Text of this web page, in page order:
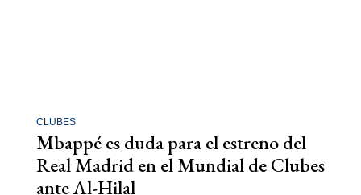
CLUBES
Mbappé es duda para el estreno del
Real Madrid en el Mundial de Clubes
ante Al-Hilal